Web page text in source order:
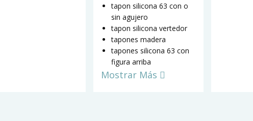
tapon silicona 63 con o
sin agujero
tapon silicona vertedor
tapones madera
tapones silicona 63 con
figura arriba
Mostrar Más